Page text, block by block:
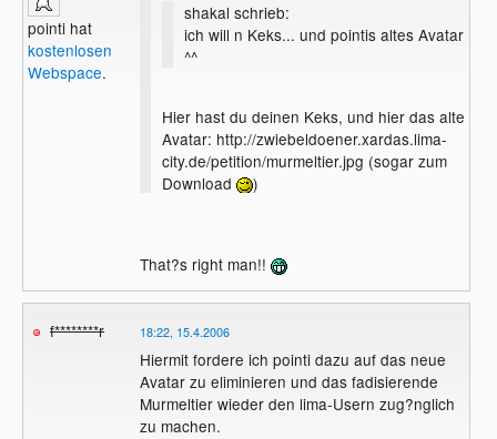
pointi hat
kostenlosen
Webspace.
shakal schrieb:
ich will n Keks... und pointis altes Avatar
^^
Hier hast du deinen Keks, und hier das alte
Avatar: http://zwiebeldoener.xardas.lima-
city.de/petition/murmeltier.jpg (sogar zum
Download
)
That?s right man!!
f********r 18:22, 15.4.2006
Hiermit fordere ich pointi dazu auf das neue
Avatar zu eliminieren und das fadisierende
Murmeltier wieder den lima-Usern zug?nglich
zu machen.